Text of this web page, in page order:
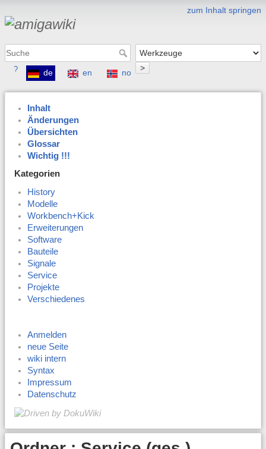
zum Inhalt springen
>
? de en no
Inhalt
Änderungen
Übersichten
Glossar
Wichtig !!!
Kategorien
History
Modelle
Workbench+Kick
Erweiterungen
Software
Bauteile
Signale
Service
Projekte
Verschiedenes
Anmelden
neue Seite
wiki intern
Syntax
Impressum
Datenschutz